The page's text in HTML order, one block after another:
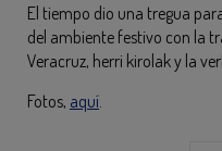
El tiempo dio una tregua
del ambiente festivo con la
Veracruz, herri kirolak y la
Fotos, aquí